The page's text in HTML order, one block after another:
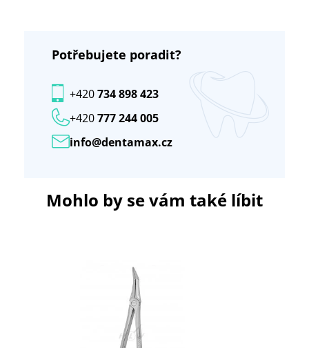
Potřebujete poradit?
info@dentamax.cz
+420777 244 005
+420734 898 423
Mohlo by se vám také líbit